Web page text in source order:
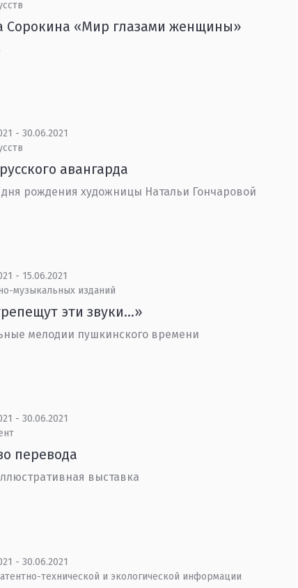
Сорокина «Мир глазами женщины»
- 30.06.2021
авангарда
дня рождения художницы Натальи Гончаровой
- 15.06.2021
музыкальных изданий
эти звуки…»
мелодии пушкинского времени
- 30.06.2021
перевода
выставка
- 30.06.2021
технической и экологической информации